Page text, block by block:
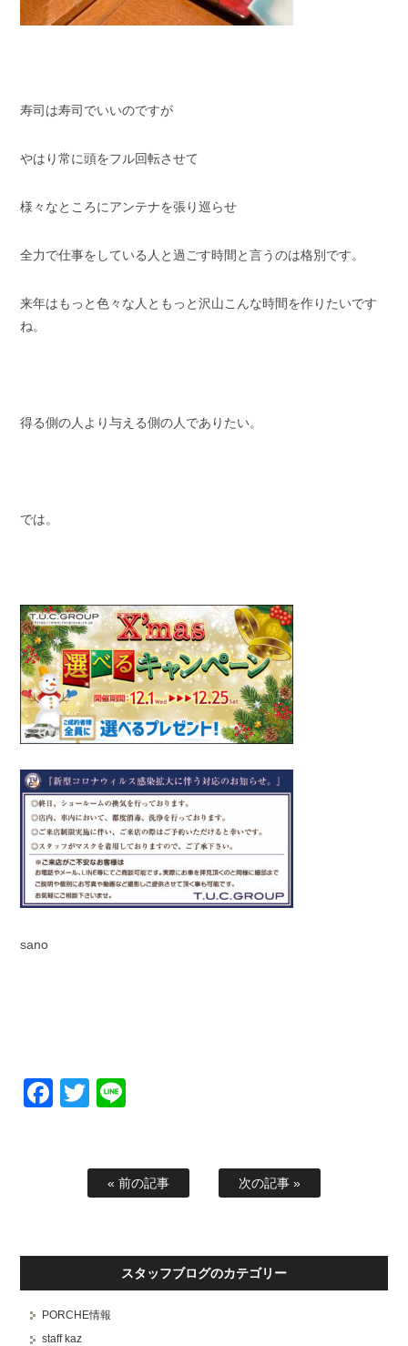
寿司は寿司でいいのですが
やはり常に頭をフル回転させて
様々なところにアンテナを張り巡らせ
全力で仕事をしている人と過ごす時間と言うのは格別です。
来年はもっと色々な人ともっと沢山こんな時間を作りたいです
ね。
得る側の人より与える側の人でありたい。
では。
sano
Facebook
Twitter
« 前の記事 次の記事 »
スタッフブログのカテゴリー
PORCHE情報
staff kaz